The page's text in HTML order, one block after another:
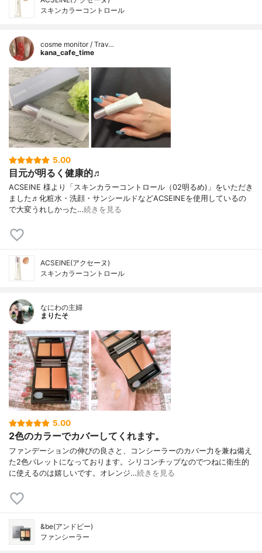
スキンカラーコントロール
cosme monitor / Trav…
kana_cafe_time
5.00
目元が明るく健康的♬
ACSEINE 様より「スキンカラーコントロール（02明るめ)」をいただき
ました♬化粧水・洗顔・サンシールドなどACSEINEを使用しているの
で大変うれしかった…続きを見る
ACSEINE(アクセーヌ)
スキンカラーコントロール
なにわの主婦
まりたそ
5.00
2色のカラーでカバーしてくれます。
ファンデーションの伸びの良さと、コンシーラーのカバー力を兼ね備え
た2色パレットになっております。シリコンチップなのでつねに衛生的
に使えるのは嬉しいです。オレンジ…続きを見る
&be(アンドビー)
ファンシーラー